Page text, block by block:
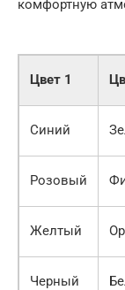
комфортную
Цвет 1
Синий
Розовый
Желтый
Черный